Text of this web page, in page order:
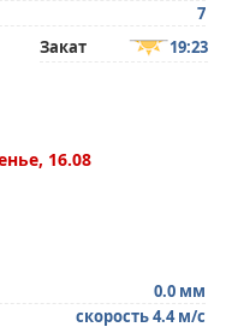
7
Закат 19:23
16.08
0.0 мм
скорость 4.4 м/с